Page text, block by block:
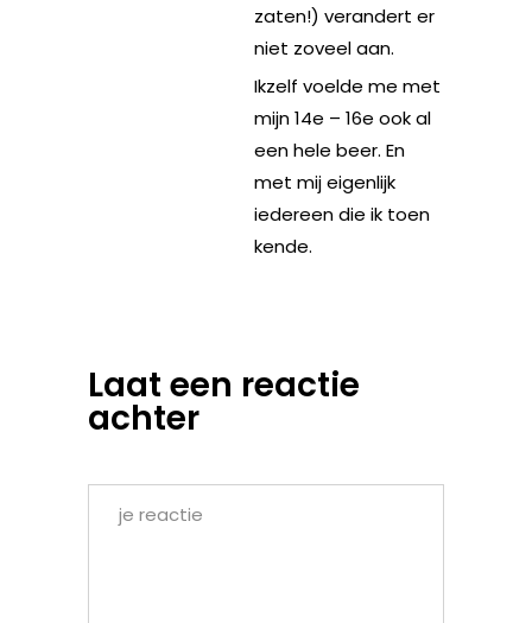
zaten!) verandert er
niet zoveel aan.
Ikzelf voelde me met
mijn 14e – 16e ook al
een hele beer. En
met mij eigenlijk
iedereen die ik toen
kende.
Laat een reactie
achter